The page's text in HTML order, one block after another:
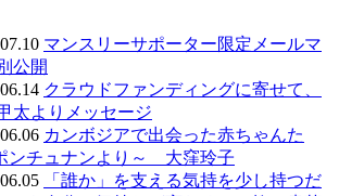
マンスリーサポーター限定メールマ
公開
クラウドファンディングに寄せて、
太よりメッセージ
カンボジアで出会った赤ちゃんた
チュナンより～ 大窪玲子
「誰か」を支える気持を少し持つだ